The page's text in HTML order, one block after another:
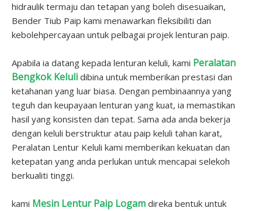
hidraulik termaju dan tetapan yang boleh disesuaikan,
Bender Tiub Paip kami menawarkan fleksibiliti dan
kebolehpercayaan untuk pelbagai projek lenturan paip.
Apabila ia datang kepada lenturan keluli, kami Peralatan
Bengkok Keluli dibina untuk memberikan prestasi dan
ketahanan yang luar biasa. Dengan pembinaannya yang
teguh dan keupayaan lenturan yang kuat, ia memastikan
hasil yang konsisten dan tepat. Sama ada anda bekerja
dengan keluli berstruktur atau paip keluli tahan karat,
Peralatan Lentur Keluli kami memberikan kekuatan dan
ketepatan yang anda perlukan untuk mencapai selekoh
berkualiti tinggi.
kami Mesin Lentur Paip Logam direka bentuk untuk